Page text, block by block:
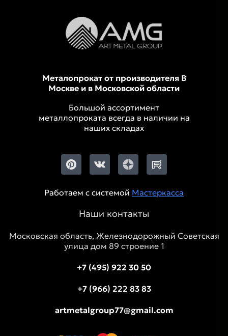
Металопрокат от производителя В
Москве и в Московской области
Большой ассортимент
металлопроката всегда в наличии на
наших складах
Работаем с системой Мастеркасса
Наши контакты
Московская область, Железнодорожный Советская
улица дом 89 строение 1
+7 (495) 922 30 50
+7 (966) 222 83 83
artmetalgroup77@gmail.com